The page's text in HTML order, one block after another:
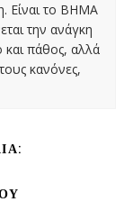
Είναι το ΒΗΜΑ
την ανάγκη
και πάθος, αλλά
κανόνες,